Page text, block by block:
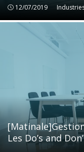
12/07/2019
Les Do’s and